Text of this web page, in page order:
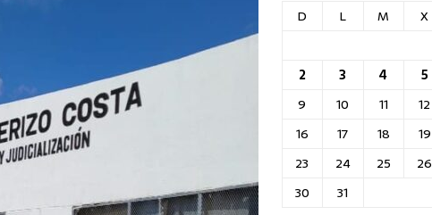
D
L M X
2
3 4 5
9
10 11 12
16
17 18 19
23
24 25 26
30
31